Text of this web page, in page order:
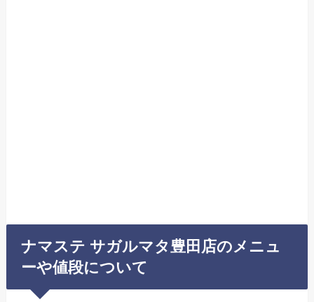
ナマステ サガルマタ豊田店のメニュ
ーや値段について